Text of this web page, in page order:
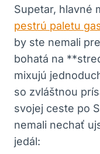
Supetar, hlavné
pestrú paletu
by ste nemali
bohatá na
mixujú
so zvláštnou
svojej ceste po
nemali nechať
jedál: